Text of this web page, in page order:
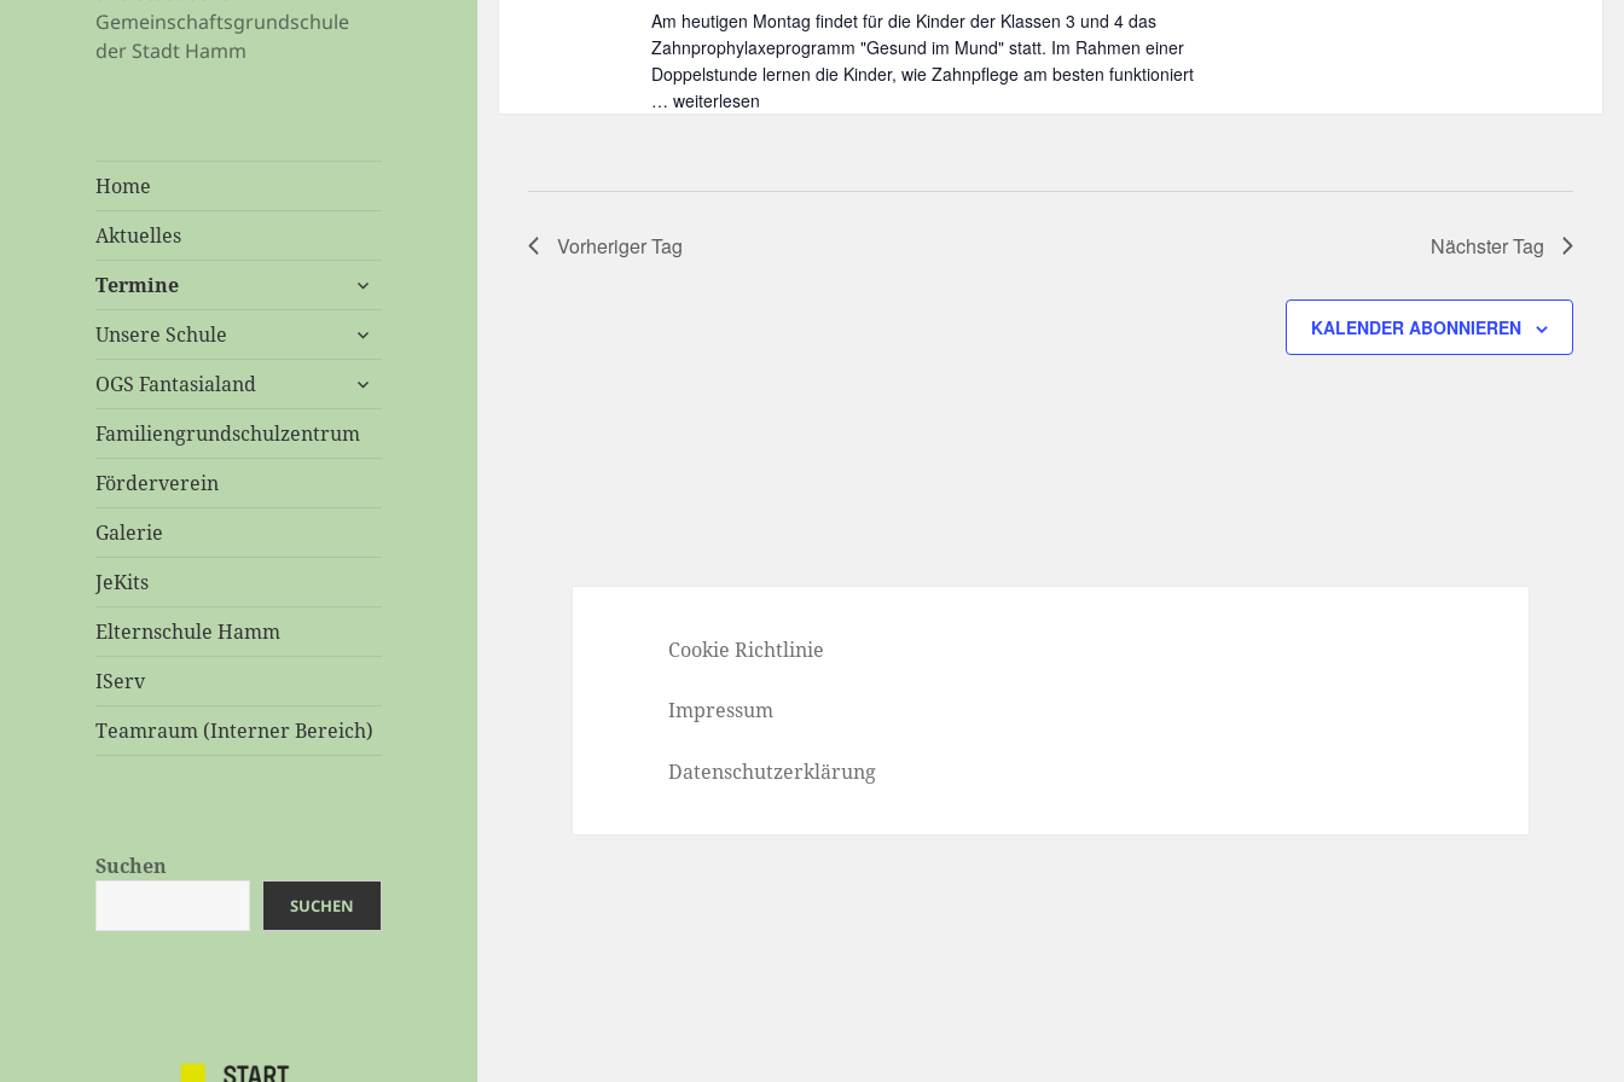
Gemeinschaftsgrundschule
der Stadt Hamm
Home
Aktuelles
Termine
untermenü
Unsere Schule
untermenü
OGS Fantasialand
untermenü
Familiengrundschulzentrum
Förderverein
Galerie
JeKits
Elternschule Hamm
IServ
Teamraum (Interner Bereich)
Suchen
SUCHEN
Am heutigen Montag findet für die Kinder der Klassen 3 und 4 das
Zahnprophylaxeprogramm "Gesund im Mund" statt. Im Rahmen einer
Doppelstunde lernen die Kinder, wie Zahnpflege am besten funktioniert
… Gesund
weiterlesen
Vorheriger Tag Nächster Tag
KALENDER ABONNIEREN
Cookie Richtlinie
Impressum
Datenschutzerklärung